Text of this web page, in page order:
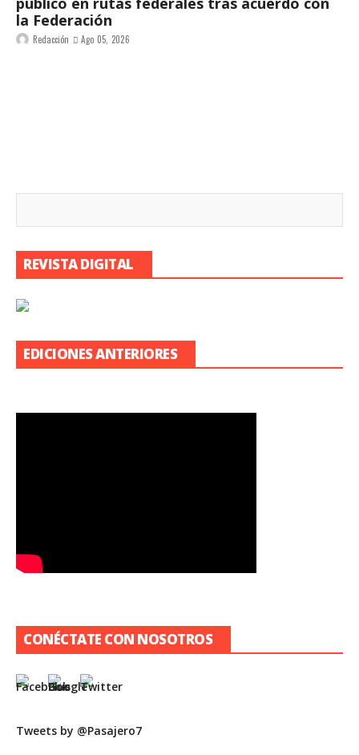
la Federación
Redacción Ago 05, 2026
REVISTA DIGITAL
EDICIONES ANTERIORES
CONÉCTATE CON NOSOTROS
Tweets by @Pasajero7